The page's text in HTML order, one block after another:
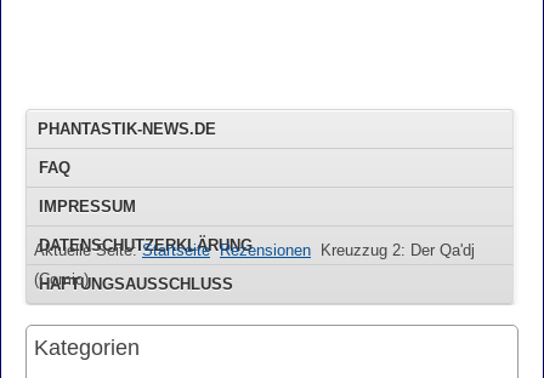
PHANTASTIK-NEWS.DE
FAQ
IMPRESSUM
DATENSCHUTZERKLÄRUNG
HAFTUNGSAUSSCHLUSS
Aktuelle Seite:Startseite Rezensionen
Kreuzzug 2: Der Qa'dj
(Comic)
Kategorien